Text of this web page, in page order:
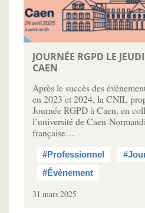
JOURNÉE RGPD LE
CAEN
Après le succès des
en 2023 et 2024, la CNIL
Journée RGPD à Caen, en
l’université de Caen-
française…
#Professionnel
#Évènement
31 mars 2025